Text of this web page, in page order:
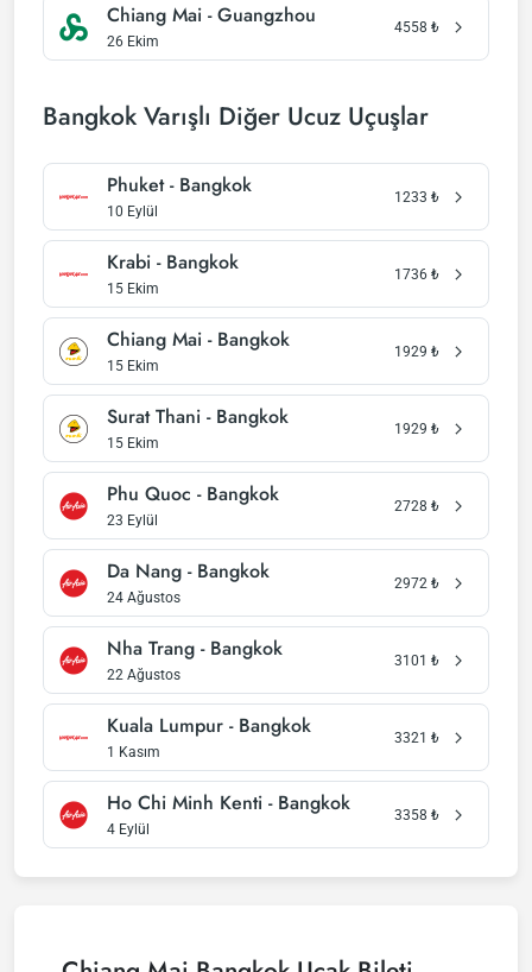
Chiang Mai - Guangzhou
26 Ekim
4558 ₺
Bangkok Varışlı Diğer Ucuz Uçuşlar
Phuket - Bangkok
10 Eylül
1233 ₺
Krabi - Bangkok
15 Ekim
1736 ₺
Chiang Mai - Bangkok
15 Ekim
1929 ₺
Surat Thani - Bangkok
15 Ekim
1929 ₺
Phu Quoc - Bangkok
23 Eylül
2728 ₺
Da Nang - Bangkok
24 Ağustos
2972 ₺
Nha Trang - Bangkok
22 Ağustos
3101 ₺
Kuala Lumpur - Bangkok
1 Kasım
3321 ₺
Ho Chi Minh Kenti - Bangkok
4 Eylül
3358 ₺